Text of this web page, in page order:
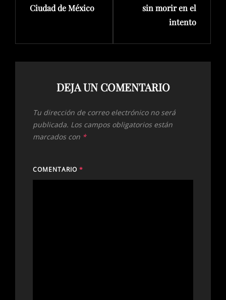
Ciudad de México
sin morir en el
intento
DEJA UN COMENTARIO
Tu dirección de correo electrónico no será
publicada. Los campos obligatorios están
marcados con *
COMENTARIO *